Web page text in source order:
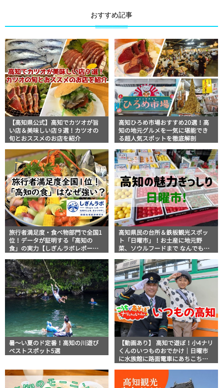
おすすめ記事
【高知県公式】高知でカツオが旨
い店＆美味しい店９選！カツオの
旬とおススメのお店を紹介
高知ひろめ市場おすすめ20選！高
知の地元グルメを一気に堪能でき
る超人気スポットを徹底解剖
旅行者満足度・食べ物部門で全国1
位！データが証明する「高知の
食」の実力【しぎんラボレポー
高知県民の台所＆鉄板観光スポッ
ト「日曜市」！お土産に地元野
菜、ソウルフードまで なんでもそ
説！
暑～い夏のド定番！高知の川遊び
ベストスポット5選
【動画あり】 高知で遊ぼ！小4ナリ
くんのいつものおでかけ｜日曜市
に水族館に路面電車にあちこち巡